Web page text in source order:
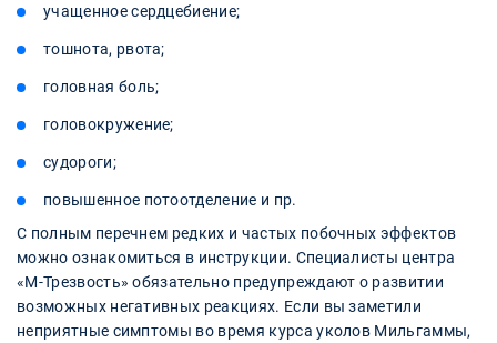
учащенное сердцебиение;
тошнота, рвота;
головная боль;
головокружение;
судороги;
повышенное потоотделение и пр.
С полным перечнем редких и частых побочных эффектов
можно ознакомиться в инструкции. Специалисты центра
«М-Трезвость» обязательно предупреждают о развитии
возможных негативных реакциях. Если вы заметили
неприятные симптомы во время курса уколов Мильгаммы,